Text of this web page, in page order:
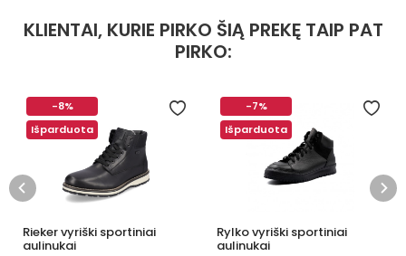
KLIENTAI, KURIE PIRKO ŠIĄ PREKĘ TAIP PAT
PIRKO:
-8%
Išparduota
Rieker vyriški sportiniai
aulinukai
-7%
Išparduota
Rylko vyriški sportiniai
aulinukai